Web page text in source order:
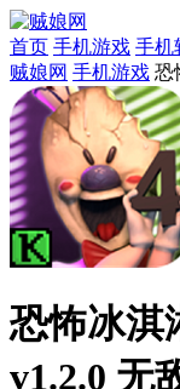
首页 手机游戏 手机
贼娘网 手机游戏 恐
恐怖冰淇
v1.2.0 无